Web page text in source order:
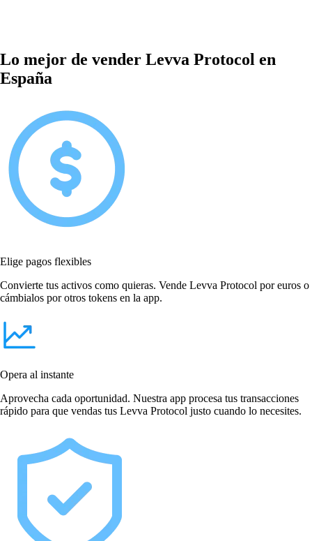
Lo mejor de vender Levva Protocol en
España
Elige pagos flexibles
Convierte tus activos como quieras. Vende Levva Protocol por euros o
cámbialos por otros tokens en la app.
Opera al instante
Aprovecha cada oportunidad. Nuestra app procesa tus transacciones
rápido para que vendas tus Levva Protocol justo cuando lo necesites.